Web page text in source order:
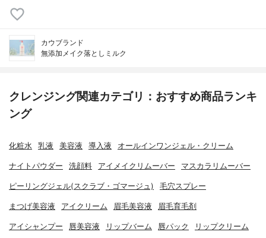
カウブランド
無添加メイク落としミルク
クレンジング関連カテゴリ：おすすめ商品ランキ
ング
化粧水 乳液 美容液 導入液 オールインワンジェル・クリーム
ナイトパウダー 洗顔料 アイメイクリムーバー マスカラリムーバー
ピーリングジェル(スクラブ・ゴマージュ) 毛穴スプレー
まつげ美容液 アイクリーム 眉毛美容液 眉毛育毛剤
アイシャンプー 唇美容液 リップバーム 唇パック リップクリーム